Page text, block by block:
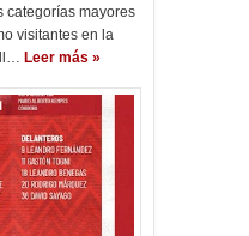
categorías mayores
visitantes en la
Leer más »